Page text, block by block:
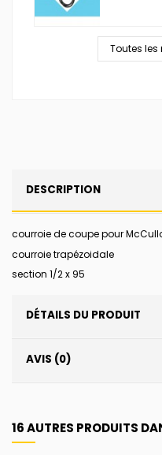
Toutes les
DESCRIPTION
courroie de coupe pour
courroie trapézoidale
section 1/2 x 95
DÉTAILS DU PRODUIT
AVIS (0)
16 AUTRES PRODUITS